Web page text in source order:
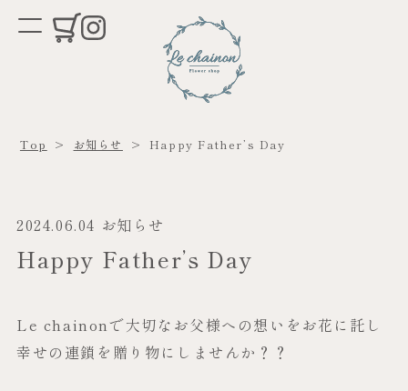
Top > お知らせ > Happy Father’s Day
2024.06.04 お知らせ
Happy Father’s Day
Le chainonで大切なお父様への想いをお花に託し
幸せの連鎖を贈り物にしませんか？？